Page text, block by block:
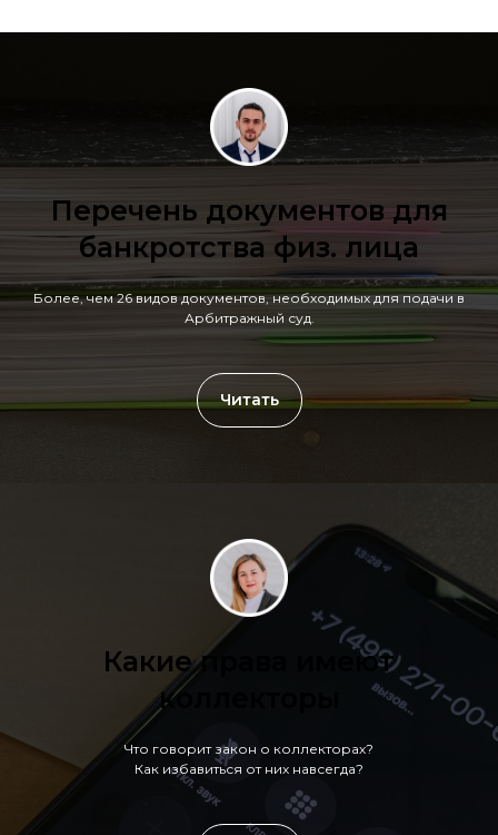
Перечень документов для
банкротства физ. лица
Более, чем 26 видов документов, необходимых для подачи в
Арбитражный суд.
Читать
Какие права имеют
коллекторы
Что говорит закон о коллекторах?
Как избавиться от них навсегда?